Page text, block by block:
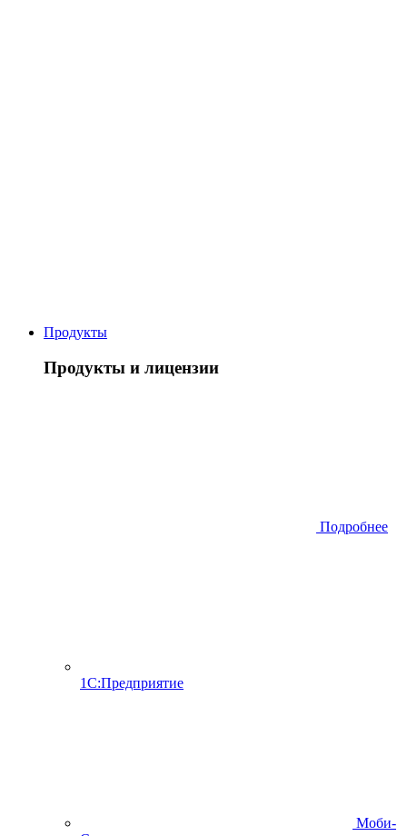
Продукты
Продукты и лицензии
Подробнее
1С:Предприятие
Моби-